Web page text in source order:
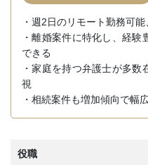
・週2日のリモート勤務可
・離婚案件に特化し、経
できる
・家庭を持つ弁護士が多
視
・相続案件も増加傾向で幅
役職